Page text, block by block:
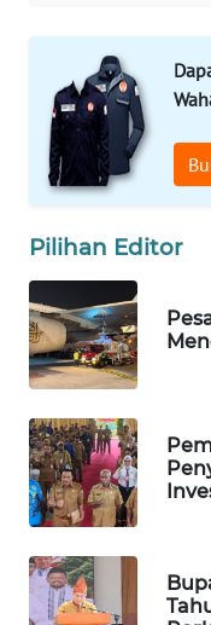
Pilihan Editor
LAPAK
WAHANA
Wahana
Network
MASYARAKAT
KELISTRIKAN
WALINKI
ID
ID